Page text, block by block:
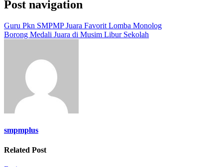
Post navigation
Guru Pkn SMPMP Juara Favorit Lomba Monolog
Borong Medali Juara di Musim Libur Sekolah
smpmplus
Related Post